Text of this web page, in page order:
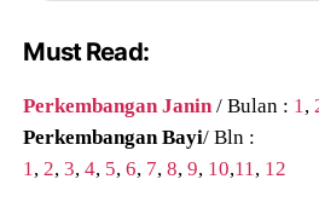
Must Read:
Perkembangan Janin/ Bulan : 1,
Perkembangan Bayi/ Bln :
1,2,3,4, 5,6, 7,8,9, 10,11, 12